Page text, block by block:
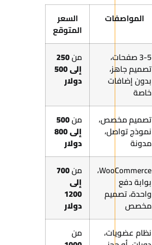
المواصفات
السعر
المتوقع
3-5 صفحات،
تصميم جاهز،
بدون إضافات
خاصة
من250
إلى 500
دولار
تصميم مخصص،
نموذج تواصل،
مدونة
من500
إلى 800
دولار
WooCommerce،
بوابة دفع
واحدة، تصميم
مخصص
من700
إلى
1200
دولار
نظام عضويات،
من